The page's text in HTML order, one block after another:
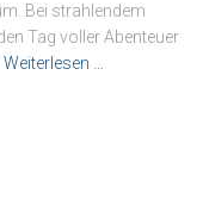
Bei strahlendem
Tag voller Abenteuer
Weiterlesen …